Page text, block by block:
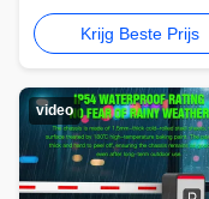
reclamebarrièrepoort met
stoffen frame, een motor van
150 W, een instelbare
3580-4780 mm,
reclamedisplays,
obstakelterugslag en
uitschakelarmheffing.
Krijg Beste Prijs
video